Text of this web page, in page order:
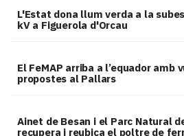
L'Estat dona llum verda a la
kV a Figuerola d'Orcau
El FeMAP arriba a l’equador amb
propostes al Pallars
Ainet de Besan i el Parc Natural
recupera i reubica el poltre de